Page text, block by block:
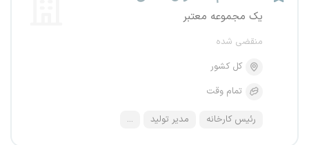
یک مجموعه معتبر
منقضی شده
کل کشور
تمام وقت
رئیس کارخانه مدیر تولید ...